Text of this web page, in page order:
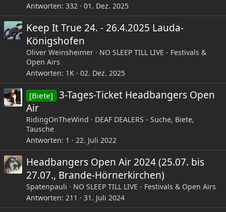
Antworten 332 01. Dez. 2025
Keep It True 24. - 26.4.2025 Lauda-
Königshofen
Oliver Weinsheimer
NO SLEEP TILL LIVE - Festivals &
Open Airs
Antworten 1K 02. Dez. 2025
[Biete]
3-Tages-Ticket Headbangers Open
Air
RidingOnTheWind
DEAF DEALERS - Suche, Biete,
Tausche
Antworten 1 22. Juli 2022
Headbangers Open Air 2024 (25.07. bis
27.07., Brande-Hörnerkirchen)
Spatenpauli
NO SLEEP TILL LIVE - Festivals & Open Airs
Antworten 211 31. Juli 2024